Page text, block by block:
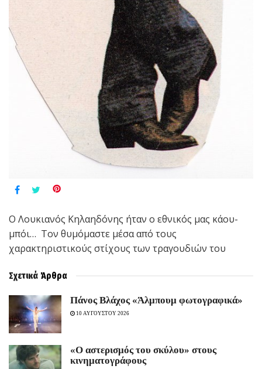
Ο Λουκιανός Κηλαηδόνης ήταν ο εθνικός μας κάου-
μπόι… Τον θυμόμαστε μέσα από τους
χαρακτηριστικούς στίχους των τραγουδιών του
Σχετικά Άρθρα
Πάνος Βλάχος «Άλμπουμ φωτογραφικά»
10 ΑΥΓΟΥΣΤΟΥ 2026
«Ο αστερισμός του σκύλου» στους
κινηματογράφους